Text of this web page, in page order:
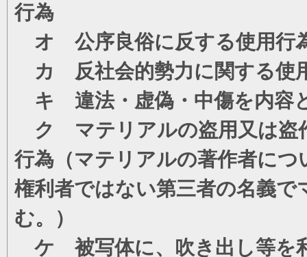
行為
オ 公序良俗に反する使用行
カ 反社会的勢力に関する使
キ 違法・虚偽・中傷を内容
ク マテリアルの盗用又は盗
行為（マテリアルの著作者に
権利者ではない第三者の名義
む。）
ケ 被写体に、吹き出し等を